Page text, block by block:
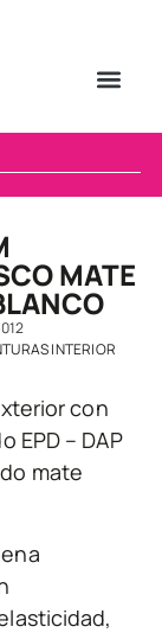
MATE
INTERIOR
con
EPD – DAP
mate